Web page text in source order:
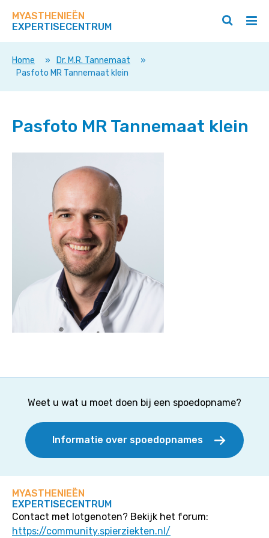
direct
op
deze
MYASTHENIEËN
EXPERTISECENTRUM
/
Zoeken
/
Home » Dr. M.R. Tannemaat
»
Pasfoto MR Tannemaat klein
Pasfoto MR Tannemaat klein
Weet u wat u moet doen bij een spoedopname?
Informatie over spoedopnames
MYASTHENIEËN
EXPERTISECENTRUM
Contact met lotgenoten? Bekijk het forum:
https://community.spierziekten.nl/